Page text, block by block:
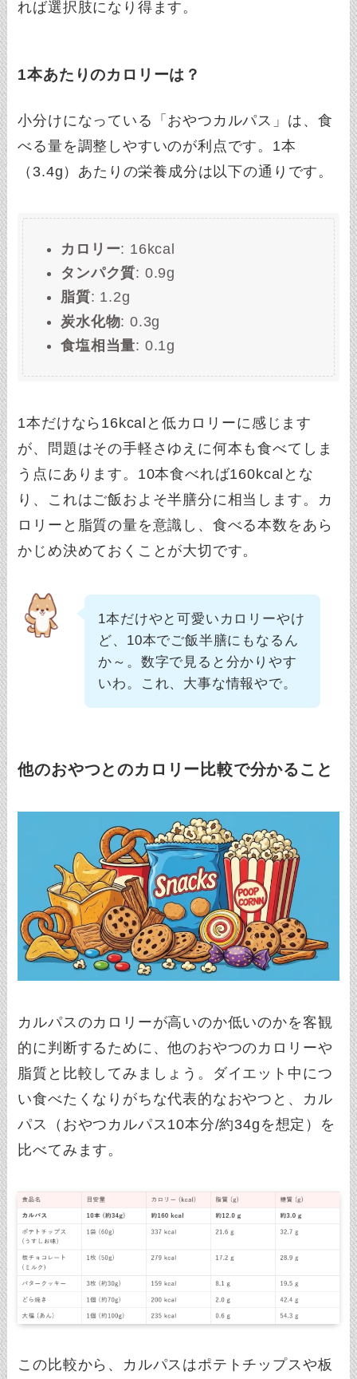
れば選択肢になり得ます。
1本あたりのカロリーは？
小分けになっている「おやつカルパス」は、食
べる量を調整しやすいのが利点です。1本
（3.4g）あたりの栄養成分は以下の通りです。
カロリー: 16kcal
タンパク質: 0.9g
脂質: 1.2g
炭水化物: 0.3g
食塩相当量: 0.1g
1本だけなら16kcalと低カロリーに感じます
が、問題はその手軽さゆえに何本も食べてしま
う点にあります。10本食べれば160kcalとな
り、これはご飯およそ半膳分に相当します。カ
ロリーと脂質の量を意識し、食べる本数をあら
かじめ決めておくことが大切です。
1本だけやと可愛いカロリーやけ
ど、10本でご飯半膳にもなるん
か～。数字で見ると分かりやす
いわ。これ、大事な情報やで。
他のおやつとのカロリー比較で分かること
カルパスのカロリーが高いのか低いのかを客観
的に判断するために、他のおやつのカロリーや
脂質と比較してみましょう。ダイエット中につ
い食べたくなりがちな代表的なおやつと、カル
パス（おやつカルパス10本分/約34gを想定）を
比べてみます。
この比較から、カルパスはポテトチップスや板